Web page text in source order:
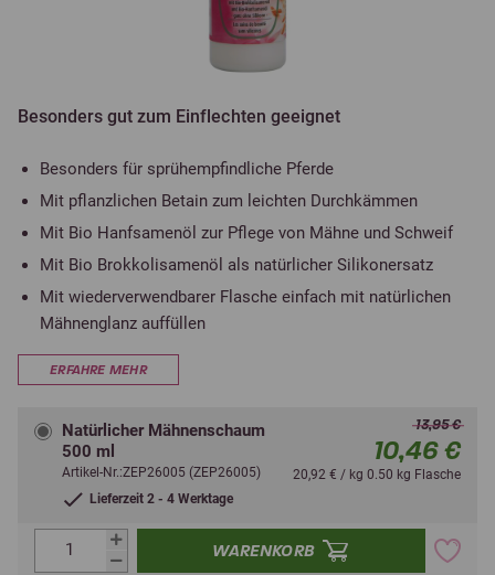
Besonders gut zum Einflechten geeignet
Besonders für sprühempfindliche Pferde
Mit pflanzlichen Betain zum leichten Durchkämmen
Mit Bio Hanfsamenöl zur Pflege von Mähne und Schweif
Mit Bio Brokkolisamenöl als natürlicher Silikonersatz
Mit wiederverwendbarer Flasche einfach mit natürlichen
Mähnenglanz auffüllen
ERFAHRE MEHR
Natürlicher Mähnenschaum
500 ml
Artikel-Nr.:ZEP26005 (ZEP26005)
Lieferzeit 2 - 4 Werktage
13,95 €
10,46 €
20,92 € / kg 0.50 kg Flasche
WARENKORB